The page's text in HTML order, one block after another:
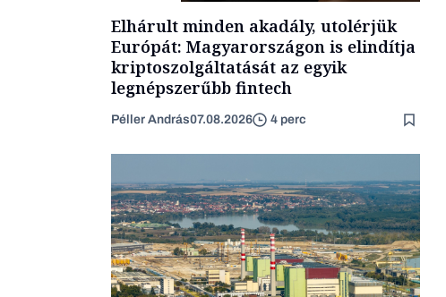
Elhárult minden akadály, utolérjük
Európát: Magyarországon is elindítja
kriptoszolgáltatását az egyik
legnépszerűbb fintech
Péller András07.08.2026 4 perc